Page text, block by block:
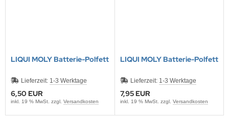
LIQUI MOLY Batterie-Polfett
Lieferzeit: 1-3 Werktage
6,50 EUR
inkl. 19 % MwSt. zzgl. Versandkosten
LIQUI MOLY Batterie-Polfett
Lieferzeit: 1-3 Werktage
7,95 EUR
inkl. 19 % MwSt. zzgl. Versandkosten